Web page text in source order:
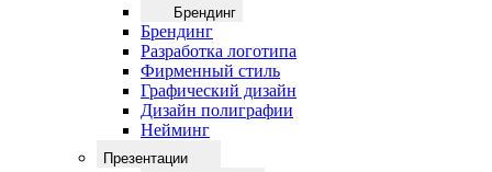
Брендинг
Брендинг
Разработка логотипа
Фирменный стиль
Графический дизайн
Дизайн полиграфии
Нейминг
Презентации